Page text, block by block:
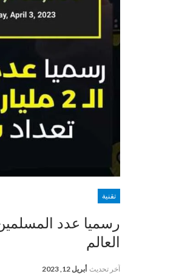
تقنية
العالم
آخر تحديث أبريل 12, 2023